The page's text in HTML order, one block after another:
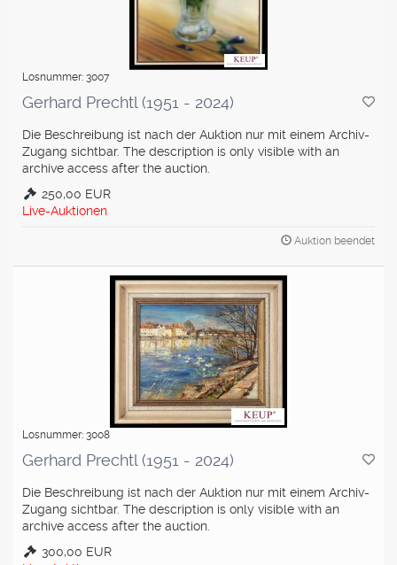
Losnummer: 3007
Gerhard Prechtl (1951 - 2024)
Die Beschreibung ist nach der Auktion nur mit einem Archiv-
Zugang sichtbar. The description is only visible with an
archive access after the auction.
250,00 EUR
Live-Auktionen
Auktion beendet
Losnummer: 3008
Gerhard Prechtl (1951 - 2024)
Die Beschreibung ist nach der Auktion nur mit einem Archiv-
Zugang sichtbar. The description is only visible with an
archive access after the auction.
300,00 EUR